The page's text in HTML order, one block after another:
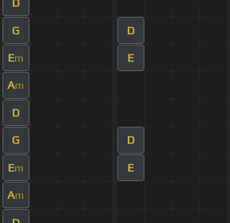
G D
Em E
Am
D
G D
Em E
Am